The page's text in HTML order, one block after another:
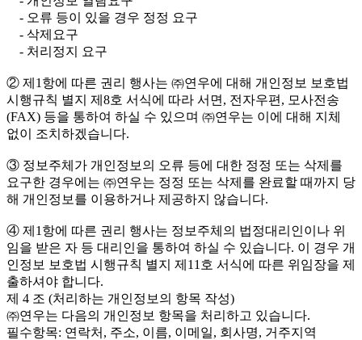
- 오류 등이 있을 경우 정정 요구
- 삭제요구
- 처리정지 요구
② 제1항에 따른 권리 행사는 ㈜연우에 대해 개인정보 보호법
시행규칙 별지 제8호 서식에 따라 서면, 전자우편, 모사전송
(FAX) 등을 통하여 하실 수 있으며 ㈜연우는 이에 대해 지체
없이 조치하겠습니다.
③ 정보주체가 개인정보의 오류 등에 대한 정정 또는 삭제를
요구한 경우에는 ㈜연우는 정정 또는 삭제를 완료할 때까지 당
해 개인정보를 이용하거나 제공하지 않습니다.
④ 제1항에 따른 권리 행사는 정보주체의 법정대리인이나 위
임을 받은 자 등 대리인을 통하여 하실 수 있습니다. 이 경우 개
인정보 보호법 시행규칙 별지 제11호 서식에 따른 위임장을 제
출하셔야 합니다.
제 4 조 (처리하는 개인정보의 항목 작성)
㈜연우는 다음의 개인정보 항목을 처리하고 있습니다.
필수항목: 연락처, 주소, 이름, 이메일, 회사명, 거주지역